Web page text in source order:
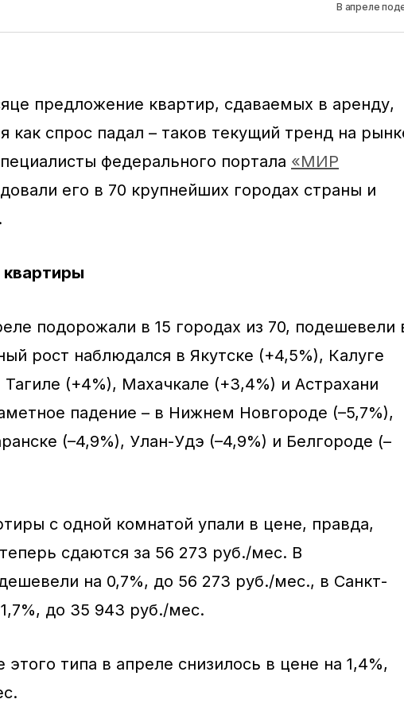
В апреле
предложение квартир, сдаваемых в аренду,
как спрос падал – таков текущий тренд на
федерального портала «МИР
его в 70 крупнейших городах страны и
подорожали в 15 городах из 70, подешевели
рост наблюдался в Якутске (+4,5%), Калуге
(+4%), Махачкале (+3,4%) и Астрахани
падение – в Нижнем Новгороде (–5,7%),
(–4,9%), Улан-Удэ (–4,9%) и Белгороде (–
с одной комнатой упали в цене, правда,
сдаются за 56 273 руб./мес. В
на 0,7%, до 56 273 руб./мес., в Санкт-
до 35 943 руб./мес.
типа в апреле снизилось в цене на 1,4%,